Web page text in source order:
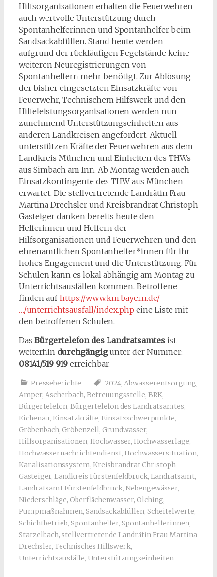
Hilfsorganisationen erhalten die Feuerwehren
auch wertvolle Unterstützung durch
Spontanhelferinnen und Spontanhelfer beim
Sandsackabfüllen. Stand heute werden
aufgrund der rückläufigen Pegelstände keine
weiteren Neuregistrierungen von
Spontanhelfern mehr benötigt. Zur Ablösung
der bisher eingesetzten Einsatzkräfte von
Feuerwehr, Technischem Hilfswerk und den
Hilfeleistungsorganisationen werden nun
zunehmend Unterstützungseinheiten aus
anderen Landkreisen angefordert. Aktuell
unterstützen Kräfte der Feuerwehren aus dem
Landkreis München und Einheiten des THWs
aus Simbach am Inn. Ab Montag werden auch
Einsatzkontingente des THW aus München
erwartet. Die stellvertretende Landrätin Frau
Martina Drechsler und Kreisbrandrat Christoph
Gasteiger danken bereits heute den
Helferinnen und Helfern der
Hilfsorganisationen und Feuerwehren und den
ehrenamtlichen Spontanhelfer*innen für ihr
hohes Engagement und die Unterstützung. Für
Schulen kann es lokal abhängig am Montag zu
Unterrichtsausfällen kommen. Betroffene
finden aufhttps://www.km.bayern.de/
…/unterrichtsausfall/index.php eine Liste mit
den betroffenen Schulen.
Das Bürgertelefon des Landratsamtesist
weiterhin durchgängigunter der Nummer:
08141/519 919erreichbar.
Presseberichte 2024, Abwasserentsorgung,
Amper, Ascherbach, Betreuungsstelle, BRK,
Bürgertelefon, Bürgertelefon des Landratsamtes,
Eichenau, Einsatzkräfte, Einsatzschwerpunkte,
Gröbenbach, Gröbenzell, Grundwasser,
Hilfsorganisationen, Hochwasser, Hochwasserlage,
Hochwassernachrichtendienst, Hochwassersituation,
Kanalisationssystem, Kreisbrandrat Christoph
Gasteiger, Landkreis Fürstenfeldbruck, Landratsamt,
Landratsamt Fürstenfeldbruck, Nebengewässer,
Niederschläge, Oberflächenwasser, Olching,
Pumpmaßnahmen, Sandsackabfüllen, Scheitelwerte,
Schichtbetrieb, Spontanhelfer, Spontanhelferinnen,
Starzelbach, stellvertretende Landrätin Frau Martina
Drechsler, Technisches Hilfswerk,
Unterrichtsausfälle, Unterstützungseinheiten